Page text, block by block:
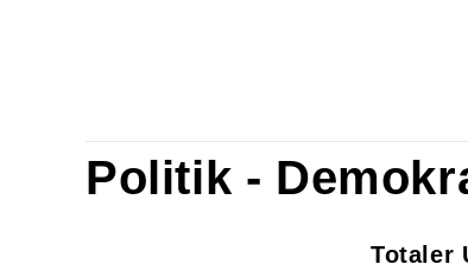
Politik -
Totaler